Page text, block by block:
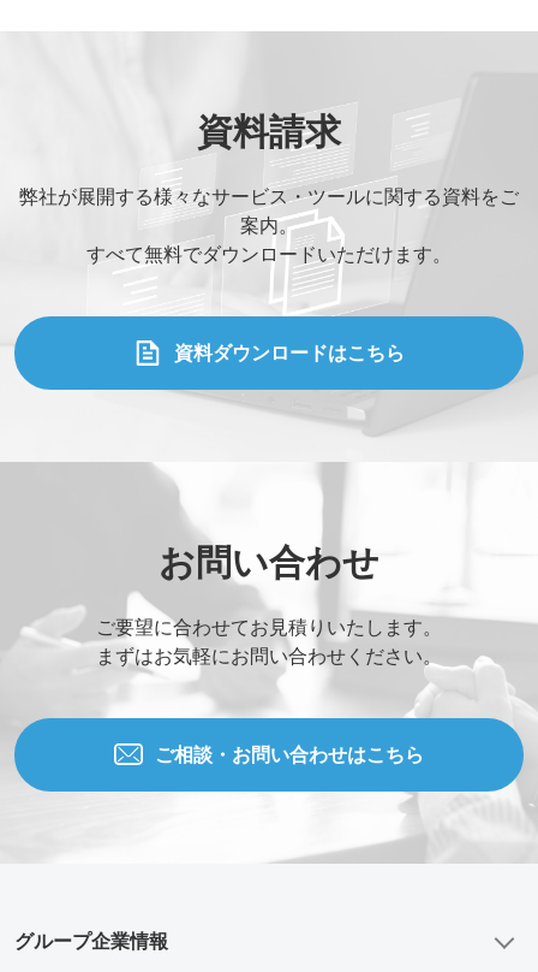
資料請求
弊社が展開する様々なサービス・ツールに関する資料をご
案内。
すべて無料でダウンロードいただけます。
資料ダウンロードはこちら
お問い合わせ
ご要望に合わせてお見積りいたします。
まずはお気軽にお問い合わせください。
ご相談・お問い合わせはこちら
グループ企業情報